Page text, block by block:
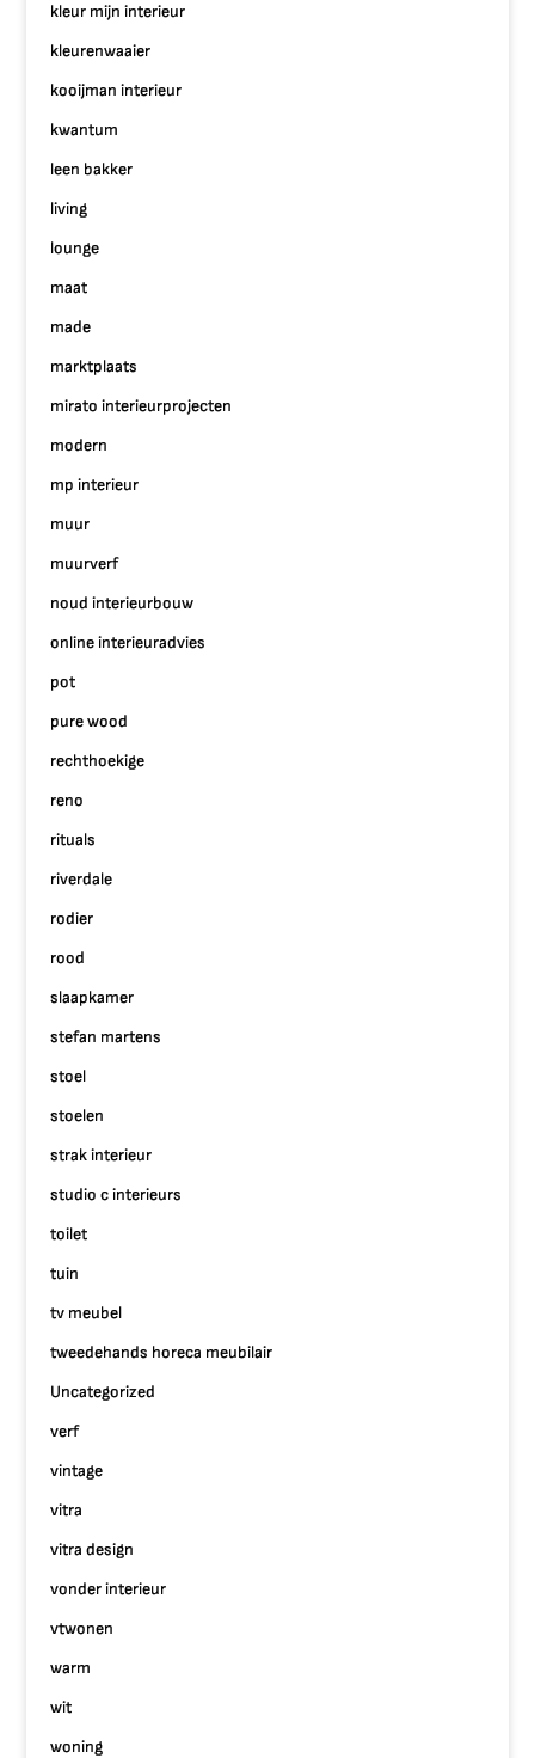
kleur mijn interieur
kleurenwaaier
kooijman interieur
kwantum
leen bakker
living
lounge
maat
made
marktplaats
mirato interieurprojecten
modern
mp interieur
muur
muurverf
noud interieurbouw
online interieuradvies
pot
pure wood
rechthoekige
reno
rituals
riverdale
rodier
rood
slaapkamer
stefan martens
stoel
stoelen
strak interieur
studio c interieurs
toilet
tuin
tv meubel
tweedehands horeca meubilair
Uncategorized
verf
vintage
vitra
vitra design
vonder interieur
vtwonen
warm
wit
woning